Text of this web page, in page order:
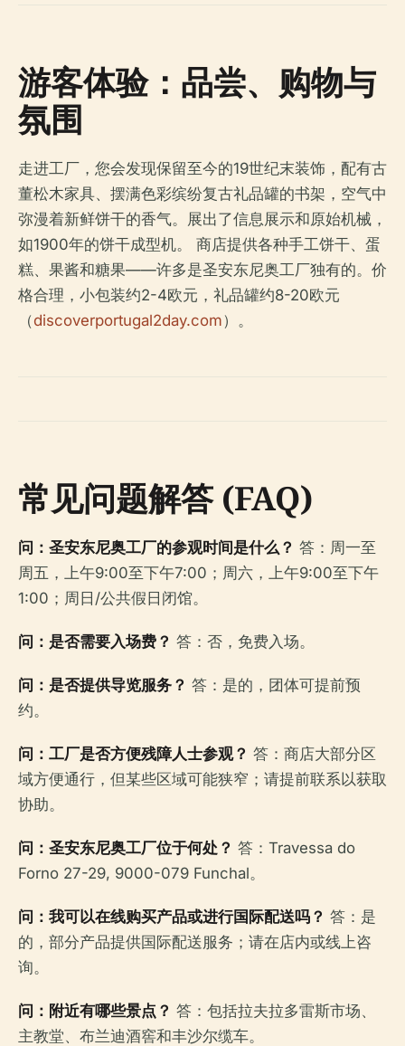
游客体验：品尝、购物与
氛围
走进工厂，您会发现保留至今的19世纪末装饰，配有古
董松木家具、摆满色彩缤纷复古礼品罐的书架，空气中
弥漫着新鲜饼干的香气。展出了信息展示和原始机械，
如1900年的饼干成型机。 商店提供各种手工饼干、蛋
糕、果酱和糖果——许多是圣安东尼奥工厂独有的。价
格合理，小包装约2-4欧元，礼品罐约8-20欧元
（discoverportugal2day.com）。
常见问题解答 (FAQ)
问：圣安东尼奥工厂的参观时间是什么？ 答：周一至
周五，上午9:00至下午7:00；周六，上午9:00至下午
1:00；周日/公共假日闭馆。
问：是否需要入场费？ 答：否，免费入场。
问：是否提供导览服务？ 答：是的，团体可提前预
约。
问：工厂是否方便残障人士参观？ 答：商店大部分区
域方便通行，但某些区域可能狭窄；请提前联系以获取
协助。
问：圣安东尼奥工厂位于何处？ 答：Travessa do
Forno 27-29, 9000-079 Funchal。
问：我可以在线购买产品或进行国际配送吗？ 答：是
的，部分产品提供国际配送服务；请在店内或线上咨
询。
问：附近有哪些景点？ 答：包括拉夫拉多雷斯市场、
主教堂、布兰迪酒窖和丰沙尔缆车。